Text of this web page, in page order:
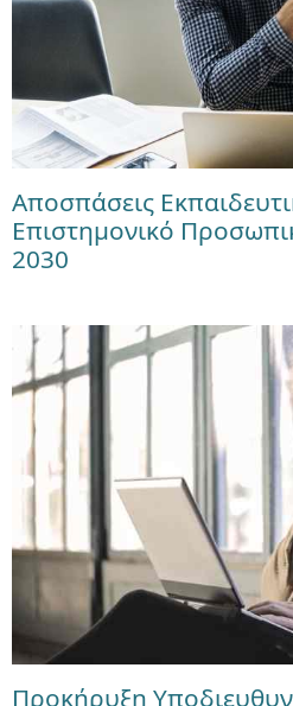
Αποσπάσεις
Επιστημονικό
2030
Προκήρυξη